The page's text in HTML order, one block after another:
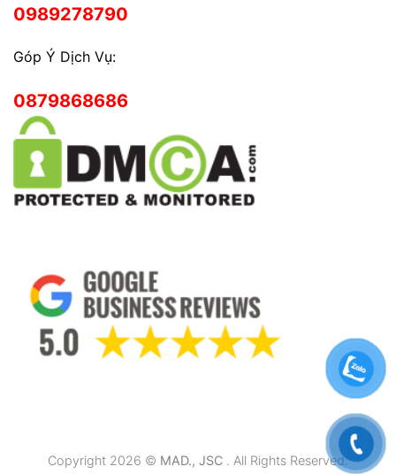
0989278790
Góp Ý Dịch Vụ:
0879868686
Copyright 2026 © MAD., JSC . All Rights Reserved.